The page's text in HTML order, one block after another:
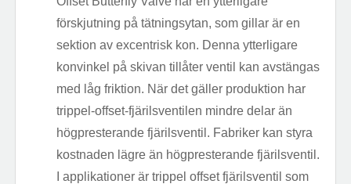
förskjutning på tätningsytan, som gillar är en
sektion av excentrisk kon. Denna ytterligare
konvinkel på skivan tillåter ventil kan avstängas
med låg friktion. När det gäller produktion har
trippel-offset-fjärilsventilen mindre delar än
högpresterande fjärilsventil. Fabriker kan styra
kostnaden lägre än högpresterande fjärilsventil.
I applikationer är trippel offset fjärilsventil som